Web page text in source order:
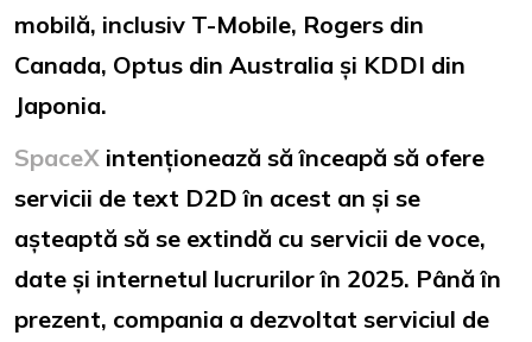
mobilă, inclusiv T-Mobile, Rogers din
Canada, Optus din Australia și KDDI din
Japonia.
SpaceX intenționează să înceapă să ofere
servicii de text D2D în acest an și se
așteaptă să se extindă cu servicii de voce,
date și internetul lucrurilor în 2025. Până în
prezent, compania a dezvoltat serviciul de